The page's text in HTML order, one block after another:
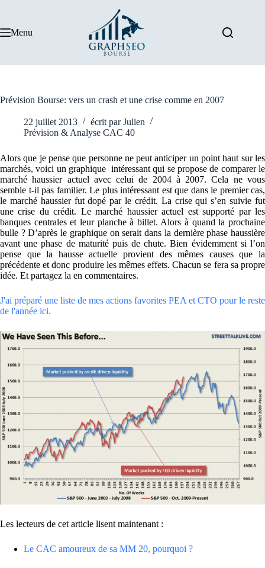
Menu
Prévision Bourse: vers un crash et une crise comme en 2007
22 juillet 2013 écrit par Julien
Prévision & Analyse CAC 40
Alors que je pense que personne ne peut anticiper un point haut sur les
marchés, voici un graphique intéressant qui se propose de comparer le
marché haussier actuel avec celui de 2004 à 2007. Cela ne vous
semble t-il pas familier. Le plus intéressant est que dans le premier cas,
le marché haussier fut dopé par le crédit. La crise qui s’en suivie fut
une crise du crédit. Le marché haussier actuel est supporté par les
banques centrales et leur planche à billet. Alors à quand la prochaine
bulle ? D’après le graphique on serait dans la dernière phase haussière
avant une phase de maturité puis de chute. Bien évidemment si l’on
pense que la hausse actuelle provient des mêmes causes que la
précédente et donc produire les mêmes effets. Chacun se fera sa propre
idée. Et partagez la en commentaires.
J'ai préparé une liste de mes actions favorites PEA et CTO pour le reste
de l'année ici.
Les lecteurs de cet article lisent maintenant :
Le CAC amoureux de sa MM 20, pourquoi ?